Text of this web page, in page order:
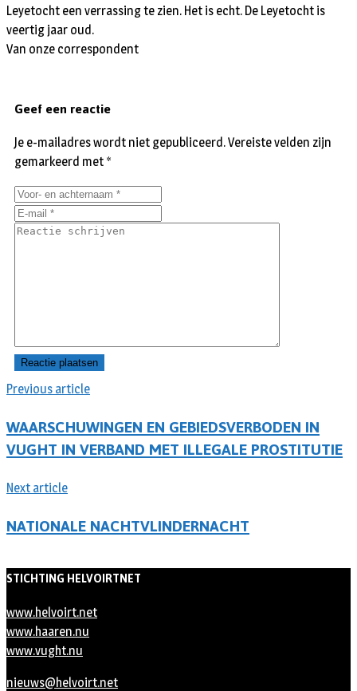
Leyetocht een verrassing te zien. Het is echt. De Leyetocht is
veertig jaar oud.
Van onze correspondent
Previous article
WAARSCHUWINGEN EN GEBIEDSVERBODEN IN
VUGHT IN VERBAND MET ILLEGALE PROSTITUTIE
Next article
NATIONALE NACHTVLINDERNACHT
Geef een reactie
Je e-mailadres wordt niet gepubliceerd.Vereiste velden zijn
gemarkeerd met *
STICHTING HELVOIRTNET
www.helvoirt.net
www.haaren.nu
www.vught.nu
nieuws@helvoirt.net